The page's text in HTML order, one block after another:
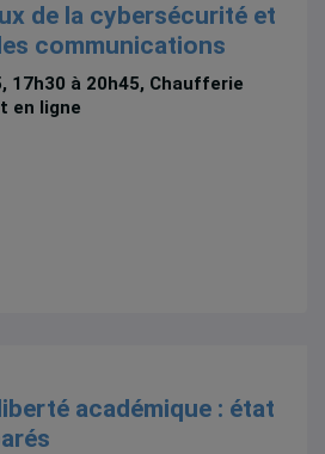
de la cybersécurité et
communications
17h30 à 20h45, Chaufferie
en ligne
académique : état